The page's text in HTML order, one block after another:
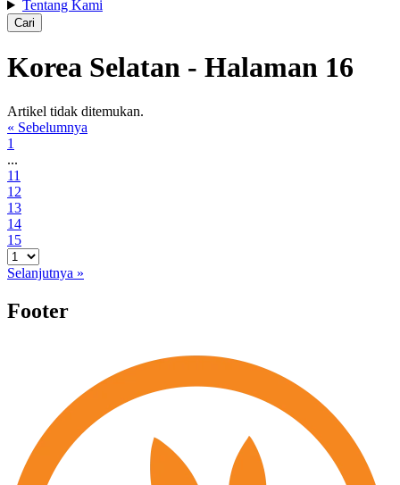
Tentang Kami
Cari
Korea Selatan - Halaman 16
Artikel tidak ditemukan.
« Sebelumnya
1
...
11
12
13
14
15
Selanjutnya »
Footer